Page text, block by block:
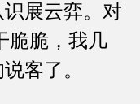
展云弈。对
脆脆，我几
客了。